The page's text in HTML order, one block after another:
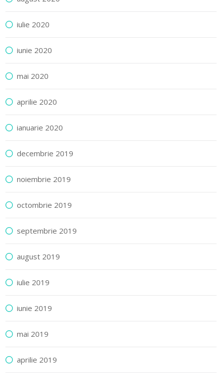
iulie 2020
iunie 2020
mai 2020
aprilie 2020
ianuarie 2020
decembrie 2019
noiembrie 2019
octombrie 2019
septembrie 2019
august 2019
iulie 2019
iunie 2019
mai 2019
aprilie 2019